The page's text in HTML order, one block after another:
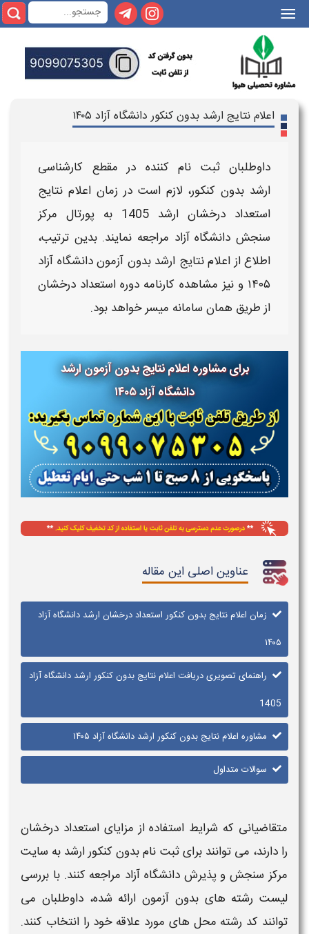
|||
اعلام نتایج ارشد بدون کنکور دانشگاه آزاد ۱۴۰۵
داوطلبان ثبت‌ نام‌ کننده در مقطع کارشناسی
ارشد بدون کنکور، لازم است در زمان اعلام نتایج
استعداد درخشان ارشد 1405
به پورتال مرکز
سنجش دانشگاه آزاد مراجعه نمایند. بدین ترتیب،
اطلاع ازاعلام نتایج ارشد بدون آزمون دانشگاه آزاد
۱۴۰۵ و نیز مشاهده کارنامه دوره استعداد درخشان
از طریق همان سامانه میسر خواهد بود.
برای مشاوره اعلام نتایج بدون آزمون ارشد
دانشگاه آزاد ۱۴۰۵
عناوین اصلی این مقاله
زمان اعلام نتایج بدون کنکور استعداد درخشان ارشد دانشگاه آزاد
۱۴۰۵
راهنمای تصویری دریافت اعلام نتایج بدون کنکور ارشد دانشگاه آزاد
1405
مشاوره اعلام نتایج بدون کنکور ارشد دانشگاه آزاد ۱۴۰۵
سوالات متداول
متقاضیانی که شرایط استفاده از مزایایاستعداد درخشان
را دارند، می‌ توانند برای ثبت‌ نامبدون کنکور ارشد به سایت
مرکز سنجش و پذیرشدانشگاه آزاد مراجعه کنند. با بررسی
لیست رشته‌ هایبدون آزمون ارائه شده، داوطلبان می‌
توانند کد رشته‌ محل‌ های مورد علاقه خود را انتخاب کنند.